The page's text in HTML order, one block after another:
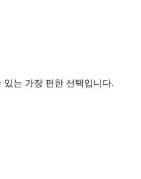
는 가장 편한 선택입니다.